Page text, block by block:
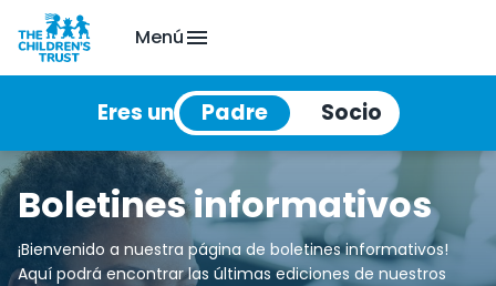
Menú
Eres un
Boletines informativos
¡Bienvenido a nuestra página de boletines informativos!
Aquí podrá encontrar las últimas ediciones de nuestros